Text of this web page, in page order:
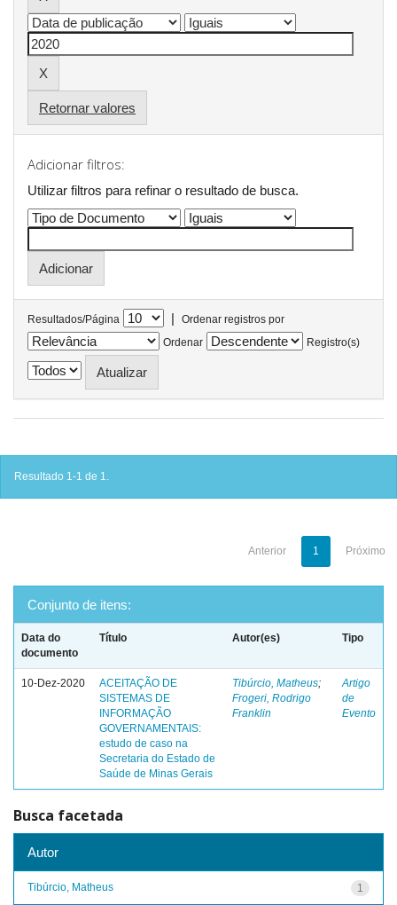
Retornar valores
Adicionar filtros:
Utilizar filtros para refinar o resultado de busca.
Resultados/Página |
Ordenar registros por
Ordenar
Registro(s)
Resultado 1-1 de 1.
Anterior 1 Próximo
Conjunto de itens:
Data do
documento
Título Autor(es) Tipo
10-Dez-2020
ACEITAÇÃO DE
SISTEMAS DE
INFORMAÇÃO
GOVERNAMENTAIS:
estudo de caso na
Secretaria do Estado de
Saúde de Minas Gerais
Tibúrcio, Matheus;
Frogeri, Rodrigo
Franklin
Artigo
de
Evento
Busca facetada
Autor
1
Tibúrcio, Matheus